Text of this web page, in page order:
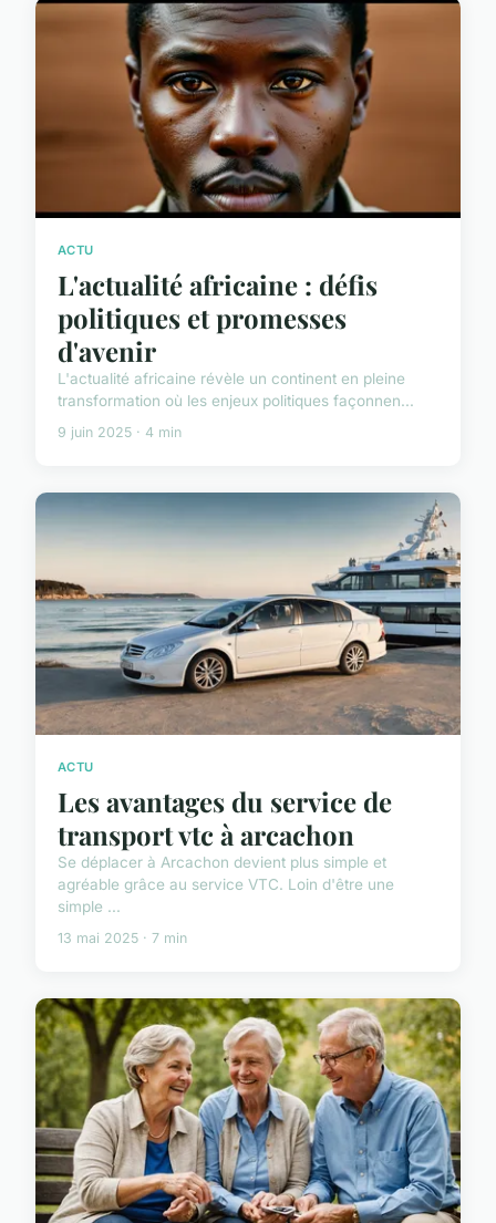
ACTU
L'actualité africaine : défis
politiques et promesses
d'avenir
L'actualité africaine révèle un continent en pleine
transformation où les enjeux politiques façonnen...
9 juin 2025 · 4 min
ACTU
Les avantages du service de
transport vtc à arcachon
Se déplacer à Arcachon devient plus simple et
agréable grâce au service VTC. Loin d'être une
simple ...
13 mai 2025 · 7 min